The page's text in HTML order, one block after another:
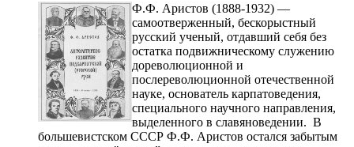
Ф.Ф. Аристов (1888-1932) —
самоотверженный, бескорыстный
русский ученый, отдавший себя без
остатка подвижническому служению
дореволюционной и
послереволюционной отечественной
науке, основатель карпатоведения,
специального научного направления,
выделенного в славяноведении. В
большевистском СССР Ф.Ф. Аристов остался забытым